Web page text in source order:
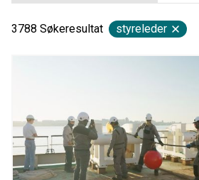
3788 Søkeresultat styreleder